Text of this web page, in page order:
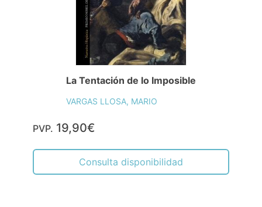
La Tentación de lo Imposible
VARGAS LLOSA, MARIO
PVP. 19,90€
Consulta disponibilidad